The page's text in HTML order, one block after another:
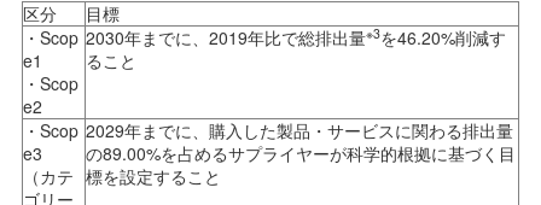
区分
目標
・Scop
e1
・Scop
e2
2030年までに、2019年比で総排出量※3を46.20%削減す
ること
・Scop
e3
（カテ
ゴリー
2029年までに、購入した製品・サービスに関わる排出量
の89.00%を占めるサプライヤーが科学的根拠に基づく目
標を設定すること